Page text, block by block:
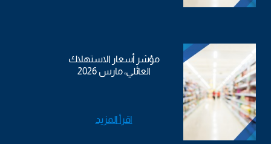
مؤشر أسعار الاستهلاك
العائلي، مارس 2026
اقرأ المزيد